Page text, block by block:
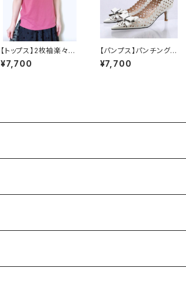
【トップス】2枚袖楽々U
VTシャツ
¥7,700
【パンプス】パンチングリ
ボンパンプス
¥7,700